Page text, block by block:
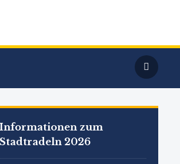
Informationen zum
Stadtradeln 2026